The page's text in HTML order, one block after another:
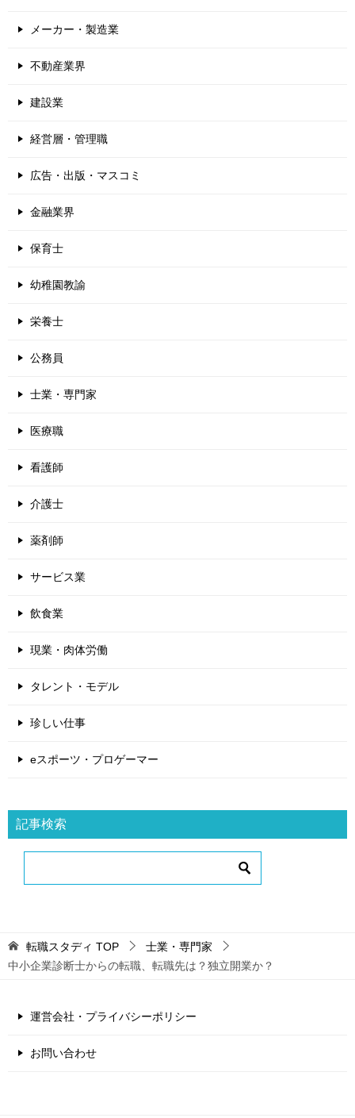
メーカー・製造業
不動産業界
建設業
経営層・管理職
広告・出版・マスコミ
金融業界
保育士
幼稚園教諭
栄養士
公務員
士業・専門家
医療職
看護師
介護士
薬剤師
サービス業
飲食業
現業・肉体労働
タレント・モデル
珍しい仕事
eスポーツ・プロゲーマー
記事検索
転職スタディ TOP
士業・専門家
中小企業診断士からの転職、転職先は？独立開業か？
運営会社・プライバシーポリシー
お問い合わせ